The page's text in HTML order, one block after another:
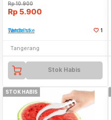
Rp10.900
Rp 5.900
Tambah ke Watchlist 1
Tangerang
Stok Habis
STOK HABIS